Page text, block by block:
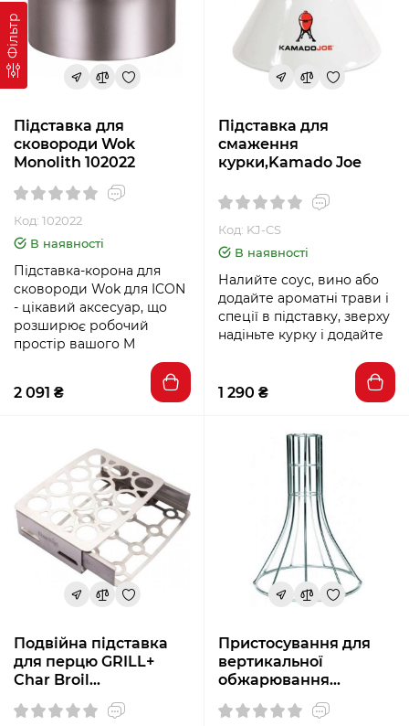
Фільтр
Підставка для
сковороди Wok
Monolith 102022
Код: 102022
В наявності
Підставка-корона для
сковороди Wok для ICON
- цікавий аксесуар, що
розширює робочий
простір вашого M
2 091 ₴
Підставка для
смаження
курки,Kamado Joe
Код: KJ-CS
В наявності
Налийте соус, вино або
додайте ароматні трави і
спеції в підставку, зверху
надіньте курку і додайте
1 290 ₴
Подвійна підставка
для перцю GRILL+
Char Broil
Пристосування для
вертикальної
обжарювання
індички Big Green Egg
117441